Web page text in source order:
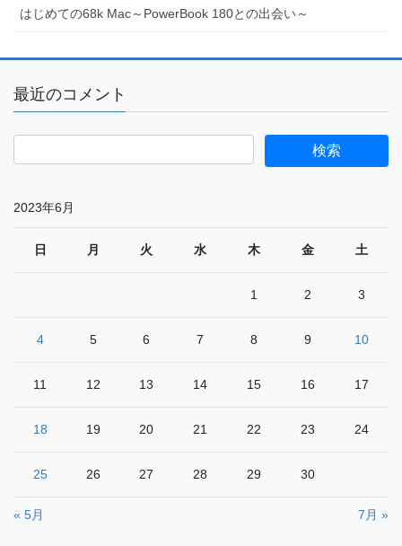
はじめての68k Mac～PowerBook 180との出会い～
最近のコメント
2023年6月
日 月 火 水 木 金 土
1 2 3
4 5 6 7 8 9 10
11 12 13 14 15 16 17
18 19 20 21 22 23 24
25 26 27 28 29 30
« 5月 7月 »